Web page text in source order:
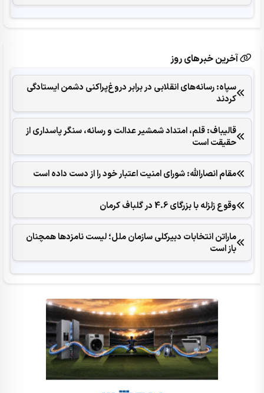
آخرین خبرهای روز
سپاه: رسانه‌های انقلابی در برابر دروغ‌پراکنی دشمن ایستادگی
کردند
قالیباف: قلم، امتداد شمشیر عدالت و رسانه، سنگر پاسداری از
حقیقت است
مقام انصارالله: شورای امنیت اعتبار خود را از دست داده است
وقوع زلزله با بزرگای 4.6 در گلباف کرمان
ماراتن انتخابات دبیرکلی سازمان ملل؛ لیست نامزدها همچنان
باز است